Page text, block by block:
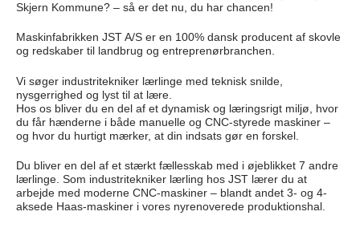
Skjern Kommune? – så er det nu, du har chancen!
Maskinfabrikken JST A/S er en 100% dansk producent af skovle
og redskaber til landbrug og entreprenørbranchen.
Vi søger industritekniker lærlinge med teknisk snilde,
nysgerrighed og lyst til at lære.
Hos os bliver du en del af et dynamisk og læringsrigt miljø, hvor
du får hænderne i både manuelle og CNC-styrede maskiner –
og hvor du hurtigt mærker, at din indsats gør en forskel.
Du bliver en del af et stærkt fællesskab med i øjeblikket 7 andre
lærlinge. Som industritekniker lærling hos JST lærer du at
arbejde med moderne CNC-maskiner – blandt andet 3- og 4-
aksede Haas-maskiner i vores nyrenoverede produktionshal.